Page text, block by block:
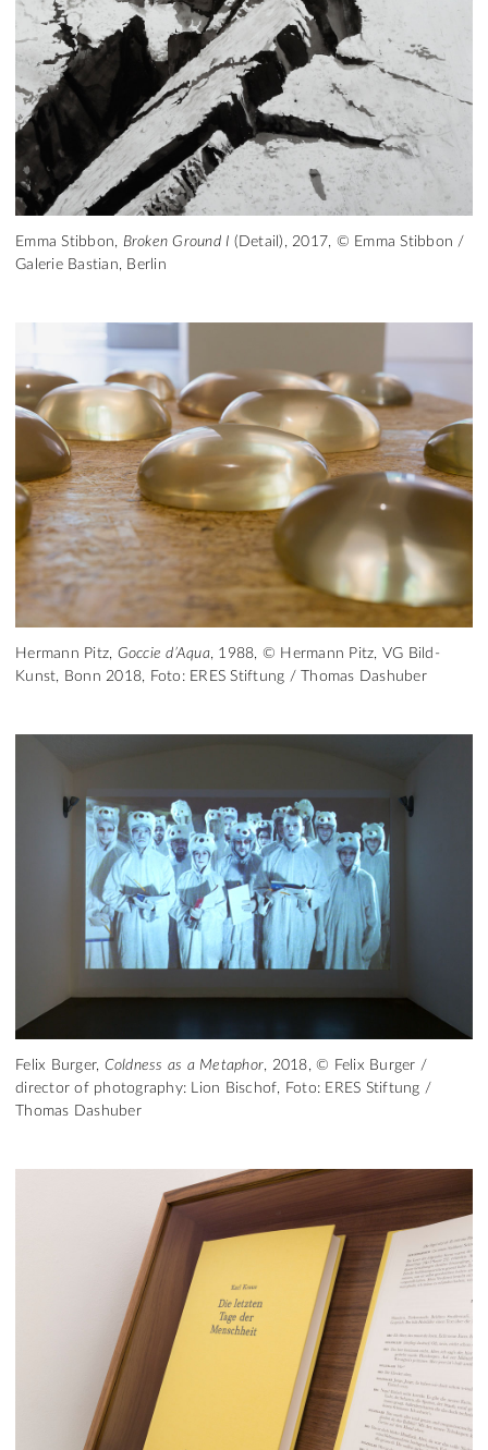
Emma Stibbon, Broken Ground I (Detail), 2017, © Emma Stibbon /
Galerie Bastian, Berlin
Hermann Pitz, Goccie d’Aqua, 1988, © Hermann Pitz, VG Bild-
Kunst, Bonn 2018, Foto: ERES Stiftung / Thomas Dashuber
Felix Burger, Coldness as a Metaphor, 2018, © Felix Burger /
director of photography: Lion Bischof, Foto: ERES Stiftung /
Thomas Dashuber